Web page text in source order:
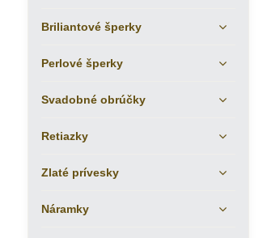
Briliantové šperky
Perlové šperky
Svadobné obrúčky
Retiazky
Zlaté prívesky
Náramky